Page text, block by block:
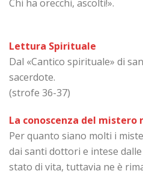
Chi ha orecchi, ascolti!».
Lettura Spirituale
Dal «Cantico spirituale» di
sacerdote.
(strofe 36-37)
La conoscenza del mistero
Per quanto siano molti i
dai santi dottori e intese
stato di vita, tuttavia ne è